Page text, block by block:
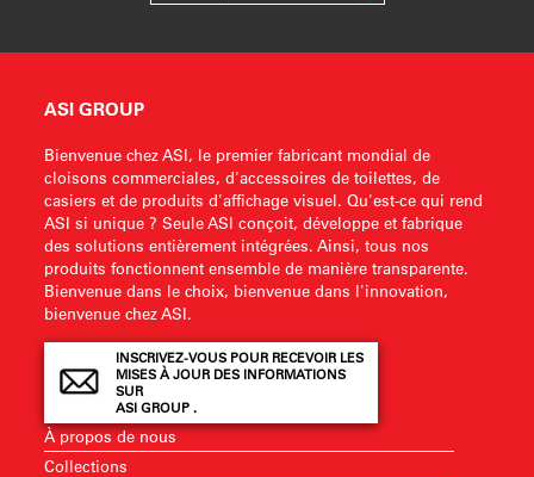
ASI GROUP
Bienvenue chez ASI, le premier fabricant mondial de
cloisons commerciales, d'accessoires de toilettes, de
casiers et de produits d'affichage visuel. Qu'est-ce qui rend
ASI si unique ? Seule ASI conçoit, développe et fabrique
des solutions entièrement intégrées. Ainsi, tous nos
produits fonctionnent ensemble de manière transparente.
Bienvenue dans le choix, bienvenue dans l'innovation,
bienvenue chez ASI.
INSCRIVEZ-VOUS POUR RECEVOIR LES
MISES À JOUR DES INFORMATIONS
SUR
ASI GROUP .
À propos de nous
Collections